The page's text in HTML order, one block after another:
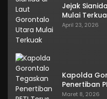
Jejak
Mulai
April 23, 2026
Kapolda
Penertiban
Maret 8, 2026